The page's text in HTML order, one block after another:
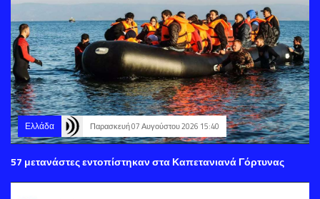
Ελλάδα Παρασκευή 07 Αυγούστου 2026 15:40
57 μετανάστες εντοπίστηκαν στα Καπετανιανά Γόρτυνας